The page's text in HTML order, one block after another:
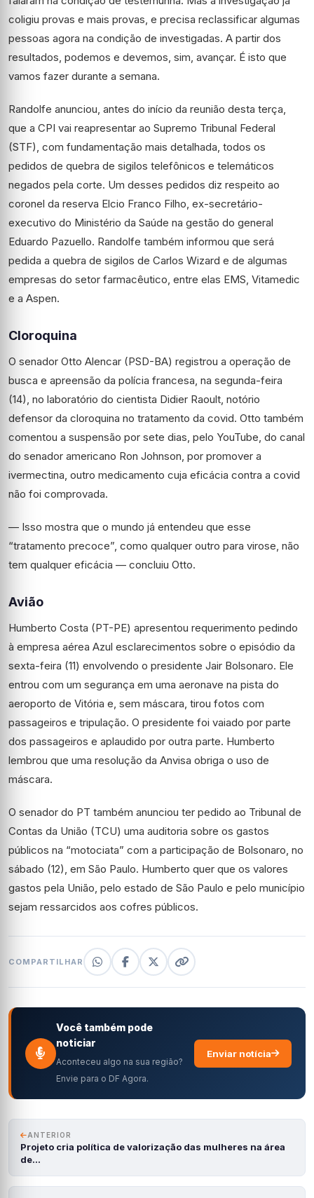
coligiu provas e mais provas, e precisa reclassificar algumas
pessoas agora na condição de investigadas. A partir dos
resultados, podemos e devemos, sim, avançar. É isto que
vamos fazer durante a semana.
Randolfe anunciou, antes do início da reunião desta terça,
que a CPI vai reapresentar ao Supremo Tribunal Federal
(STF), com fundamentação mais detalhada, todos os
pedidos de quebra de sigilos telefônicos e telemáticos
negados pela corte. Um desses pedidos diz respeito ao
coronel da reserva Elcio Franco Filho, ex-secretário-
executivo do Ministério da Saúde na gestão do general
Eduardo Pazuello. Randolfe também informou que será
pedida a quebra de sigilos de Carlos Wizard e de algumas
empresas do setor farmacêutico, entre elas EMS, Vitamedic
e a Aspen.
Cloroquina
O senador Otto Alencar (PSD-BA) registrou a operação de
busca e apreensão da polícia francesa, na segunda-feira
(14), no laboratório do cientista Didier Raoult, notório
defensor da cloroquina no tratamento da covid. Otto também
comentou a suspensão por sete dias, pelo YouTube, do canal
do senador americano Ron Johnson, por promover a
ivermectina, outro medicamento cuja eficácia contra a covid
não foi comprovada.
— Isso mostra que o mundo já entendeu que esse
“tratamento precoce”, como qualquer outro para virose, não
tem qualquer eficácia — concluiu Otto.
Avião
Humberto Costa (PT-PE) apresentou requerimento pedindo
à empresa aérea Azul esclarecimentos sobre o episódio da
sexta-feira (11) envolvendo o presidente Jair Bolsonaro. Ele
entrou com um segurança em uma aeronave na pista do
aeroporto de Vitória e, sem máscara, tirou fotos com
passageiros e tripulação. O presidente foi vaiado por parte
dos passageiros e aplaudido por outra parte. Humberto
lembrou que uma resolução da Anvisa obriga o uso de
máscara.
O senador do PT também anunciou ter pedido ao Tribunal de
Contas da União (TCU) uma auditoria sobre os gastos
públicos na “motociata” com a participação de Bolsonaro, no
sábado (12), em São Paulo. Humberto quer que os valores
gastos pela União, pelo estado de São Paulo e pelo município
sejam ressarcidos aos cofres públicos.
COMPARTILHAR
Você também pode
noticiar
Aconteceu algo na sua região?
Envie para o DF Agora.
Enviar notícia
ANTERIOR
Projeto cria política de valorização das mulheres na área
de…